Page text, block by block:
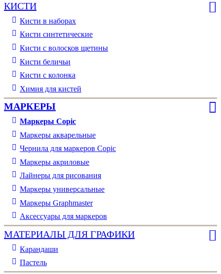
КИСТИ
Кисти в наборах
Кисти синтетические
Кисти с волосков щетины
Кисти беличьи
Кисти с колонка
Химия для кистей
МАРКЕРЫ
Маркеры Copic
Маркеры акварельные
Чернила для маркеров Copic
Маркеры акриловые
Лайнеры для рисования
Маркеры универсальные
Маркеры Graphmaster
Аксессуары для маркеров
МАТЕРИАЛЫ ДЛЯ ГРАФИКИ
Карандаши
Пастель